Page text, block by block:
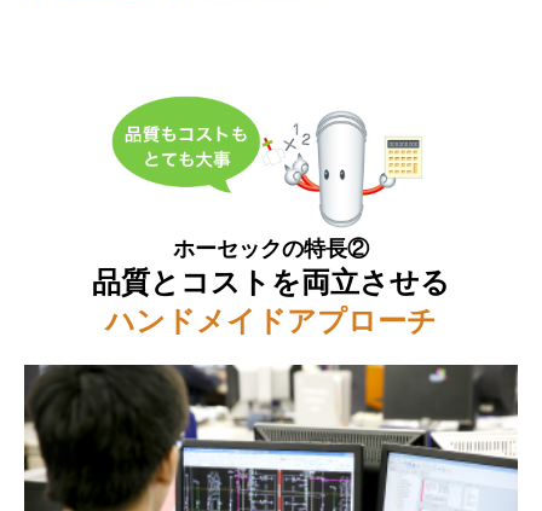
ホーセックの特長②
品質とコストを両立させる
ハンドメイドアプローチ